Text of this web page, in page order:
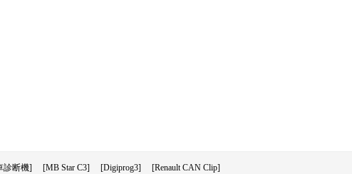
診断機] [MB Star C3] [Digiprog3] [Renault CAN Clip]